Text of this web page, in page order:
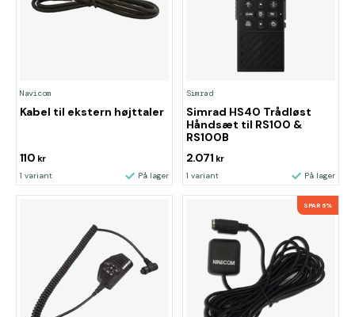
Navicom
Kabel til ekstern højttaler
110 kr
1 variant På lager
Simrad
Simrad HS40 Trådløst
Håndsæt til RS100 &
RS100B
2.071 kr
1 variant På lager
SPAR 6%